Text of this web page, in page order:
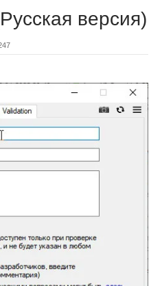
версия)